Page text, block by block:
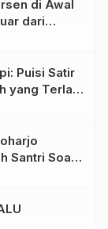
di Awal
dari
Puisi Satir
yang Terlalu
Santri Soal